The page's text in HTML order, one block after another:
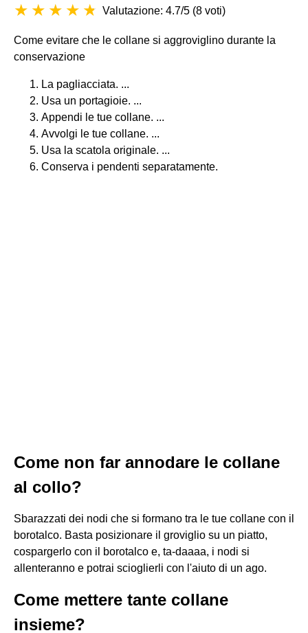
Valutazione: 4.7/5 (8 voti)
Come evitare che le collane si aggroviglino durante la
conservazione
La pagliacciata. ...
Usa un portagioie. ...
Appendi le tue collane. ...
Avvolgi le tue collane. ...
Usa la scatola originale. ...
Conserva i pendenti separatamente.
Come non far annodare le collane
al collo?
Sbarazzati dei nodi che si formano tra le tue collane con il
borotalco. Basta posizionare il groviglio su un piatto,
cospargerlo con il borotalco e, ta-daaaa, i nodi si
allenteranno e potrai scioglierli con l'aiuto di un ago.
Come mettere tante collane
insieme?